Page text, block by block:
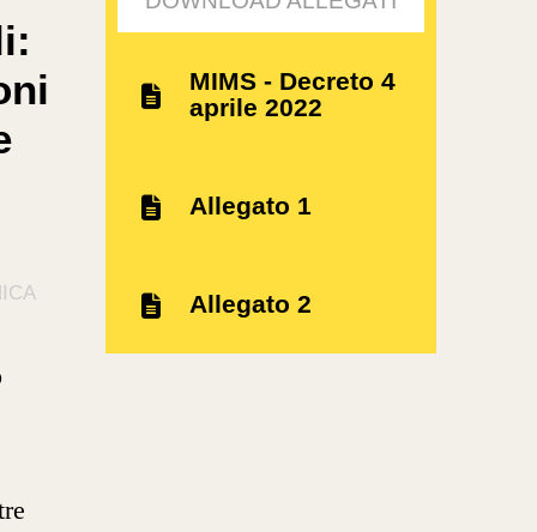
MIMS - Decreto 4
aprile 2022
Allegato 1
Allegato 2